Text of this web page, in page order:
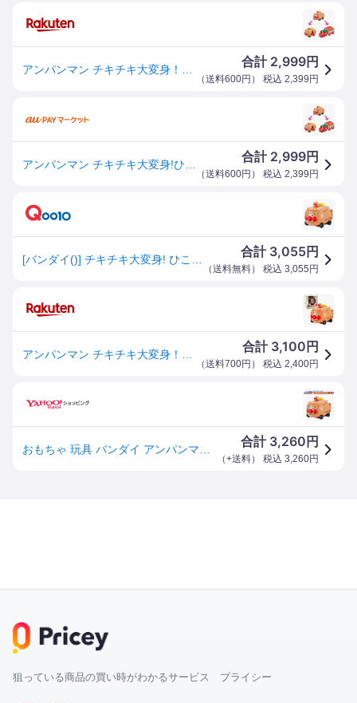
合計 2,999円
（送料600円 ） 税込 2,399 円
合計 2,999円
（送料600円 ） 税込 2,399 円
合計 3,055円
（送料無料） 税込 3,055 円
合計 3,100 円
（送料700円 ） 税込 2,400円
合計 3,260 円
（+送料） 税込 3,260円
狙っている商品の買い時がわかるサービス プライシー